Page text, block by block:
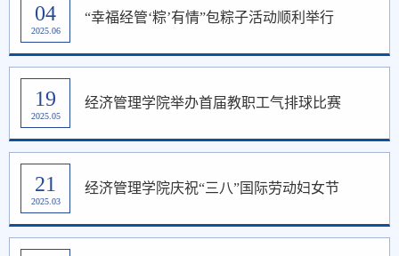
04
2025.06
“幸福经管‘粽’有情”包粽子活动顺利举行
19
2025.05
经济管理学院举办首届教职工气排球比赛
21
2025.03
经济管理学院庆祝“三八”国际劳动妇女节